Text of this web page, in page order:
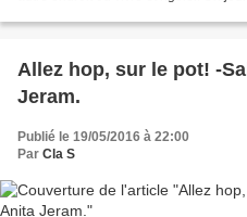
Allez hop, sur le pot! -
Jeram.
Publié le 19/05/2016 à 22:00
Par Cla S